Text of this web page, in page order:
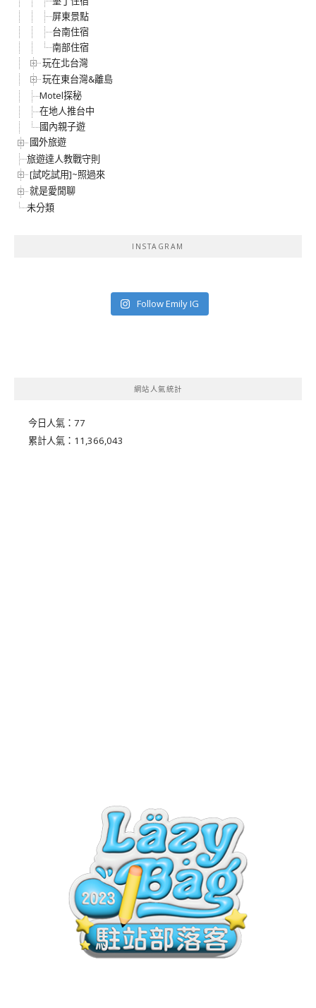
屏東景點
台南住宿
南部住宿
玩在北台灣
玩在東台灣&離島
Motel探秘
在地人推台中
國內親子遊
國外旅遊
旅遊達人教戰守則
[試吃試用]~照過來
就是愛閒聊
未分類
INSTAGRAM
Follow Emily IG
網站人氣統計
今日人氣： 77
累計人氣： 11,366,043